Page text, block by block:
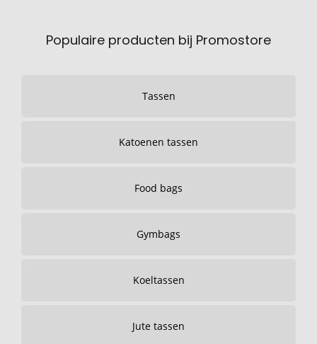
Populaire producten bij Promostore
Tassen
Katoenen tassen
Food bags
Gymbags
Koeltassen
Jute tassen